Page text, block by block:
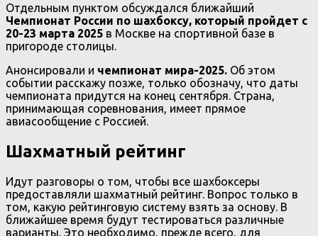
Отдельным пунктом обсуждался ближайший
Чемпионат России по шахбоксу, который пройдет с
20-23 марта 2025 в Москве на спортивной базе в
пригороде столицы.
Анонсировали и чемпионат мира-2025. Об этом
событии расскажу позже, только обозначу, что даты
чемпионата придутся на конец сентября. Страна,
принимающая соревнования, имеет прямое
авиасообщение с Россией.
Шахматный рейтинг
Идут разговоры о том, чтобы все шахбоксеры
предоставляли шахматный рейтинг. Вопрос только в
том, какую рейтинговую систему взять за основу. В
ближайшее время будут тестироваться различные
варианты. Это необходимо, прежде всего, для